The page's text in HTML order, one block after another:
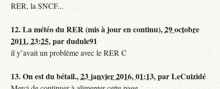
RER, la SNCF...
12.La météo du RER (mis à jour en continu),29 octobre
2011, 23:25,pardudule91
il y’avait un problème avec le RER C
13.On est du bétail.,23 janvier 2016, 01:13,parLeCuizidé